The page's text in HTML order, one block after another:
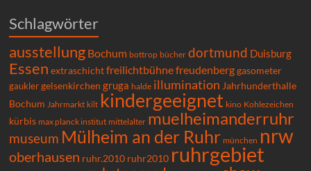
Schlagwörter
ausstellung Bochum bottrop bücher dortmund Duisburg
Essen extraschicht freilichtbühnefreudenberg gasometer
gaukler gelsenkirchen gruga halde illumination Jahrhunderthalle
Bochum Jahrmarkt kilt kindergeeignet kino Kohlezeichen
kürbis max planck institut mittelalter muelheimanderruhr
museum Mülheim an der Ruhr münchen nrw
oberhausen ruhr.2010 ruhr2010 ruhrgebiet